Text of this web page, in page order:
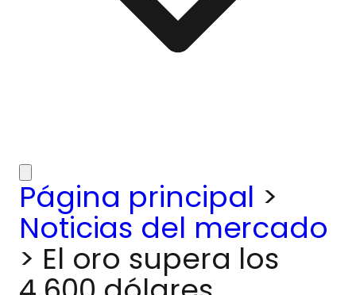
Página principal >
Noticias del mercado
> El oro supera los